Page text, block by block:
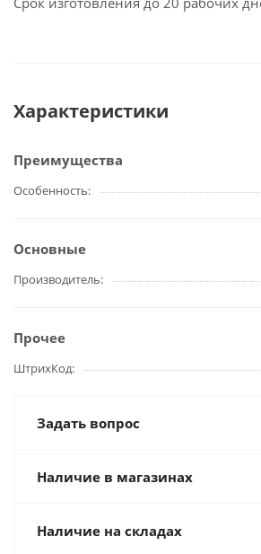
Характеристики
Преимущества
Особенность
Основные
Производитель
Прочее
ШтрихКод
Задать вопрос
Наличие в магазинах
Наличие на складах